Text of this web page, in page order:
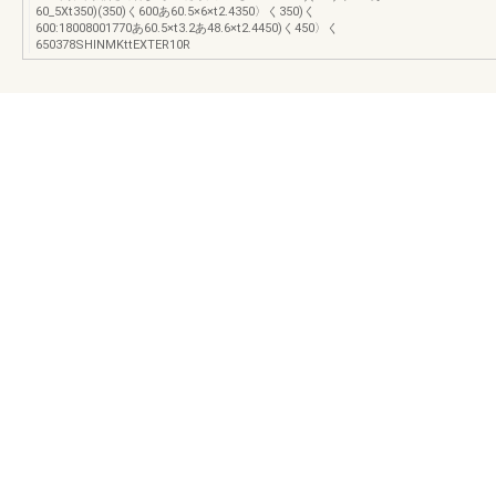
60_5Xt350)(350)く600あ60.5×6×t2.4350〉く350)く
600:18008001770あ60.5×t3.2あ48.6×t2.4450)く450〉く
650378SHINMKttEXTER10R